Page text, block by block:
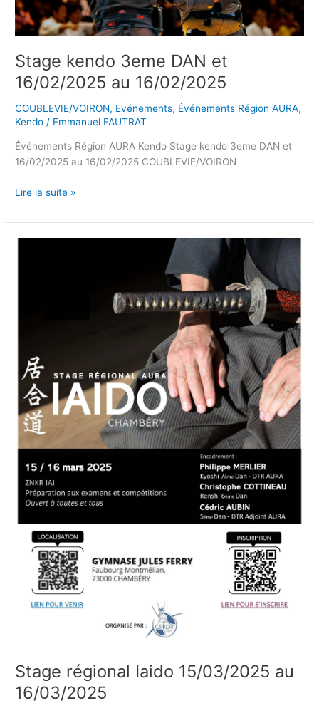
Stage kendo 3eme DAN et
16/02/2025 au 16/02/2025
COUBLEVIE/VOIRON, Evénements, Événements Région AURA,
Kendo / Emmanuel FAUTRAT
Événements Région AURA Kendo Stage kendo 3eme DAN et
16/02/2025 au 16/02/2025 COUBLEVIE/VOIRON
16/02/2025
au
Lire la suite »
Stage régional Iaido 15/03/2025 au
16/03/2025